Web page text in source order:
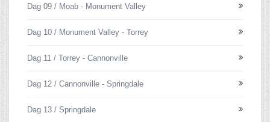
Dag 09 / Moab - Monument Valley
Dag 10 / Monument Valley - Torrey
Dag 11 / Torrey - Cannonville
Dag 12 / Cannonville - Springdale
Dag 13 / Springdale